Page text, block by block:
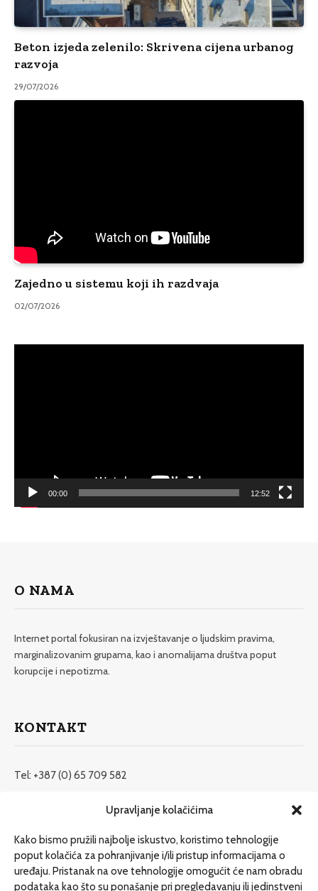
Upravljanje kolačićima
Kako bismo pružili najbolje iskustvo, koristimo tehnologije
poput kolačića za pohranjivanje i/ili pristup informacijama o
uređaju. Pristanak na ove tehnologije omogućit će nam obradu
podataka kao što su ponašanje pri pregledavanju ili jedinstveni
Beton izjeda zelenilo: Skrivena cijena urbanog
razvoja
29/07/2026
Zajedno u sistemu koji ih razdvaja
02/07/2026
00:00 12:52
O NAMA
Internet portal fokusiran na izvještavanje o ljudskim pravima,
marginalizovanim grupama, kao i anomalijama društva poput
korupcije i nepotizma.
KONTAKT
Tel: +387 (0) 65 709 582
redakcija@etrafika.net
Dosije